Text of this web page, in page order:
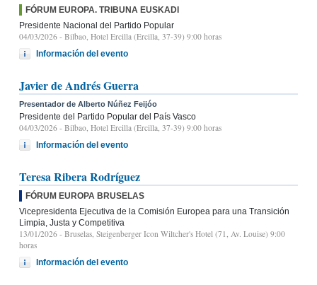
FÓRUM EUROPA. TRIBUNA EUSKADI
Presidente Nacional del Partido Popular
04/03/2026 - Bilbao, Hotel Ercilla (Ercilla, 37-39) 9:00 horas
Información del evento
Javier de Andrés Guerra
Presentador de Alberto Núñez Feijóo
Presidente del Partido Popular del País Vasco
04/03/2026 - Bilbao, Hotel Ercilla (Ercilla, 37-39) 9:00 horas
Información del evento
Teresa Ribera Rodríguez
FÓRUM EUROPA BRUSELAS
Vicepresidenta Ejecutiva de la Comisión Europea para una Transición
Limpia, Justa y Competitiva
13/01/2026 - Bruselas, Steigenberger Icon Wiltcher's Hotel (71, Av. Louise) 9:00
horas
Información del evento